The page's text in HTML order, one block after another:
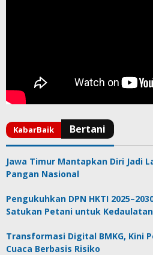
Jawa Timur Mantapkan Diri Jadi
Pangan Nasional
Pengukuhkan DPN HKTI
Satukan Petani untuk
Transformasi Digital BMKG, Kini
Cuaca Berbasis Risiko